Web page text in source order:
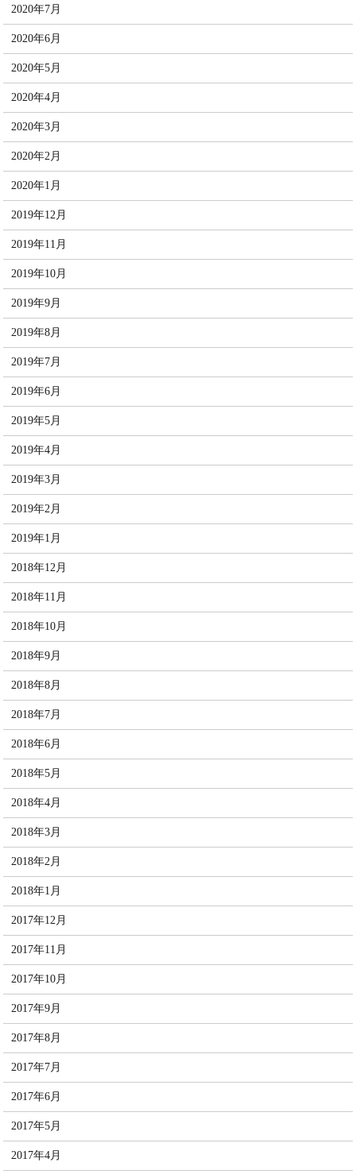
2020年7月
2020年6月
2020年5月
2020年4月
2020年3月
2020年2月
2020年1月
2019年12月
2019年11月
2019年10月
2019年9月
2019年8月
2019年7月
2019年6月
2019年5月
2019年4月
2019年3月
2019年2月
2019年1月
2018年12月
2018年11月
2018年10月
2018年9月
2018年8月
2018年7月
2018年6月
2018年5月
2018年4月
2018年3月
2018年2月
2018年1月
2017年12月
2017年11月
2017年10月
2017年9月
2017年8月
2017年7月
2017年6月
2017年5月
2017年4月